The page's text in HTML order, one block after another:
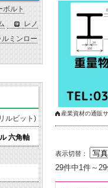
産業資材の通販
表示切替：
29件中1件～
ボルト
レノ
ルミンロー
ルビット)
六角軸